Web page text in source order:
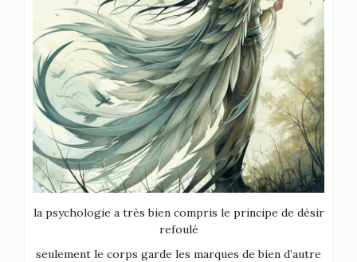
la psychologie a très bien compris le principe de désir
refoulé
seulement le corps garde les marques de bien d’autre